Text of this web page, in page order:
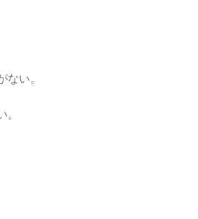
ない。
。